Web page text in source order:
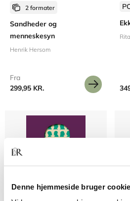
Denne hjemmeside bruger
2 formater
Sandheder og
menneskesyn
Henrik Hersom
Fra
299,95 KR.